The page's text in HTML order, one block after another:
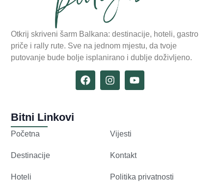
Otkrij skriveni šarm Balkana: destinacije, hoteli, gastro
priče i rally rute. Sve na jednom mjestu, da tvoje
putovanje bude bolje isplanirano i dublje doživljeno.
Bitni Linkovi
Početna
Destinacije
Hoteli
Vijesti
Kontakt
Politika privatnosti